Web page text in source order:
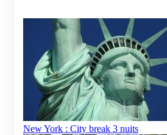
New York : City break 3 nuits